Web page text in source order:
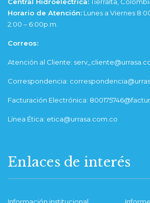
Central Hidroeléctrica:Tierralta,
Horario de Atención: Lunes a Viernes
2:00 – 6:00p.m.
Correos:
Atención al Cliente:
Correspondencia:
Facturación Electrónica:
Línea Ética: etica@urrasa.com.co
Enlaces de interés